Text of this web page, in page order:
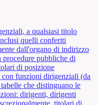
a qualsiasi titolo
quelli conferiti
dall'organo di indirizzo
procedure pubbliche di
di posizione
con funzioni dirigenziali (da
che distinguano le
dirigenti, dirigenti
titolari di